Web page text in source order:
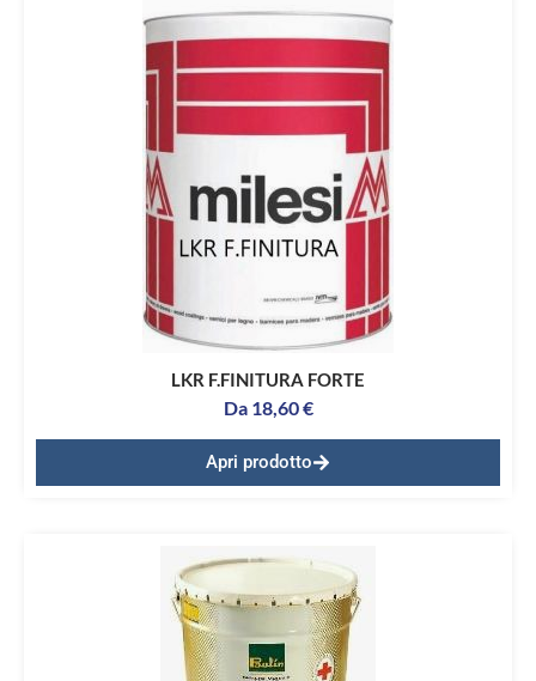
LKR F.FINITURA FORTE
Da 18,60€
Apri prodotto